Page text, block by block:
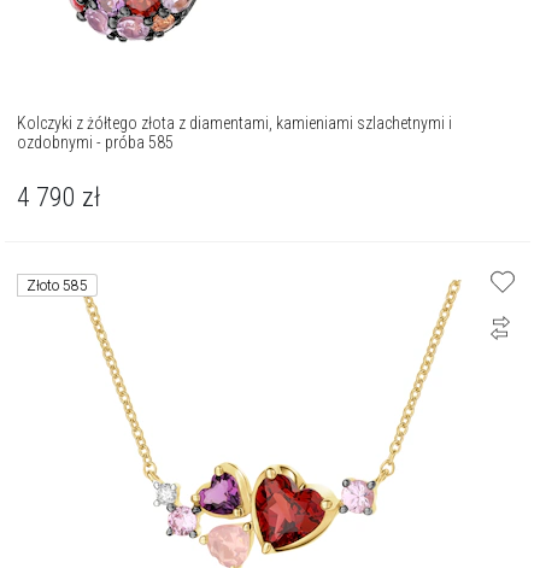
Kolczyki z żółtego złota z diamentami, kamieniami szlachetnymi i
ozdobnymi - próba 585
4 790 zł
Złoto 585